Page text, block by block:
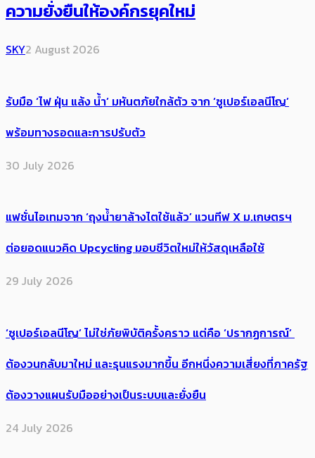
ความยั่งยืนให้องค์กรยุคใหม่
SKY2 August 2026
รับมือ ‘ไฟ ฝุ่น แล้ง น้ำ’ มหันตภัยใกล้ตัว จาก ‘ซูเปอร์เอลนีโญ’
พร้อมทางรอดและการปรับตัว
30 July 2026
แฟชั่นไอเทมจาก ‘ถุงน้ำยาล้างไตใช้แล้ว’ แวนทีฟ X ม.เกษตรฯ
ต่อยอดแนวคิด Upcycling มอบชีวิตใหม่ให้วัสดุเหลือใช้
29 July 2026
‘ซูเปอร์เอลนีโญ’ ไม่ใช่ภัยพิบัติครั้งคราว แต่คือ ‘ปรากฏการณ์’ ​
ต้อง​วนกลับมาใหม่ และรุนแรงมากขึ้น อีกหนึ่งความเสี่ยงที่ภาครัฐ
ต้องวางแผนรับมืออย่างเป็นระบบและยั่งยืน
24 July 2026